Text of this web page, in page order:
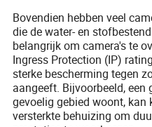
Bovendien hebben veel
die de water- en
belangrijk om camera's te
Ingress Protection (IP)
sterke bescherming tegen
aangeeft. Bijvoorbeeld, een
gevoelig gebied woont, kan
versterkte behuizing om